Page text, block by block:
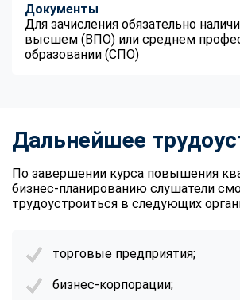
Документы
Для зачисления обязательно
высшем (ВПО) или среднем
образовании (СПО)
Дальнейшее
По завершении курса повышения
бизнес-планированию слушатели
трудоустроиться в следующих
торговые предприятия;
бизнес-корпорации;